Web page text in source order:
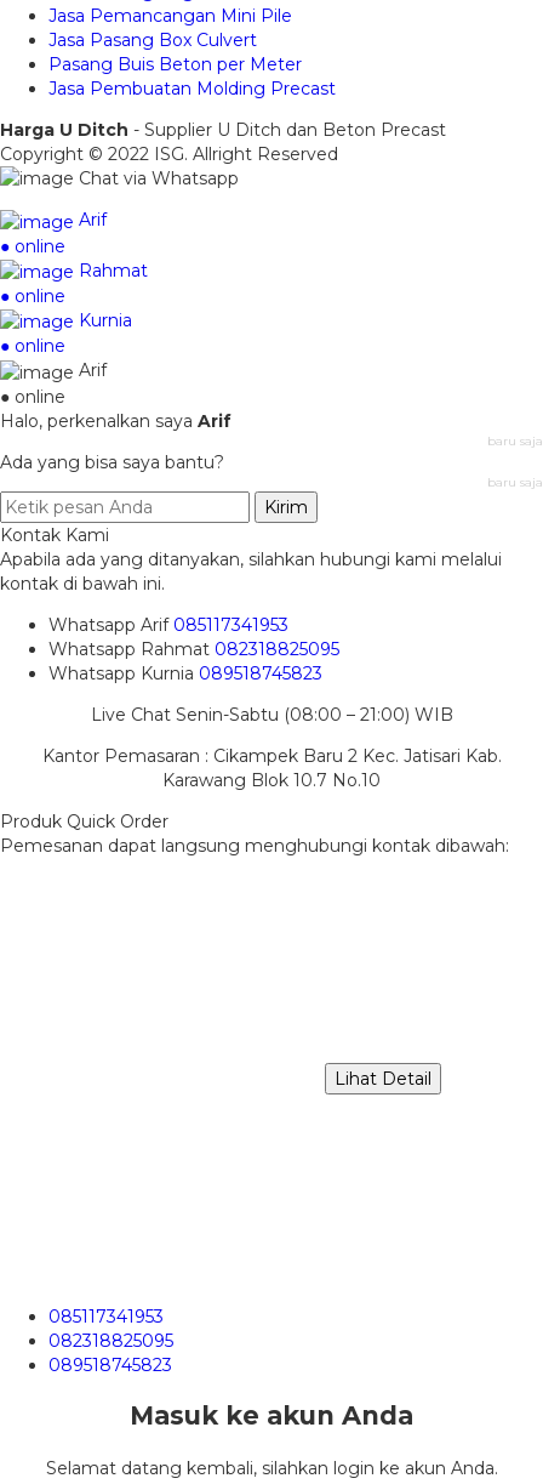
Jasa Pemancangan Mini Pile
Jasa Pasang Box Culvert
Pasang Buis Beton per Meter
Jasa Pembuatan Molding Precast
Harga U Ditch - Supplier U Ditch dan Beton Precast
Copyright © 2022 ISG. Allright Reserved
Chat via Whatsapp
Arif
● online
Rahmat
● online
Kurnia
● online
Arif
● online
Halo, perkenalkan saya Arif
baru saja
Ada yang bisa saya bantu?
baru saja
Kirim
Kontak Kami
Apabila ada yang ditanyakan, silahkan hubungi kami melalui
kontak di bawah ini.
Whatsapp Arif 085117341953
Whatsapp Rahmat 082318825095
Whatsapp Kurnia 089518745823
Live Chat Senin-Sabtu (08:00 – 21:00) WIB
Kantor Pemasaran : Cikampek Baru 2 Kec. Jatisari Kab.
Karawang Blok 10.7 No.10
Produk Quick Order
Pemesanan dapat langsung menghubungi kontak dibawah:
Lihat Detail
085117341953
082318825095
089518745823
Masuk ke akun Anda
Selamat datang kembali, silahkan login ke akun Anda.